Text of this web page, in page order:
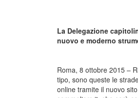
La Delegazione
nuovo e moderno
Roma, 8 ottobre 2015 –
tipo, sono queste le
online tramite il nuovo